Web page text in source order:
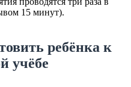
15 минут).
ребёнка к
учёбе